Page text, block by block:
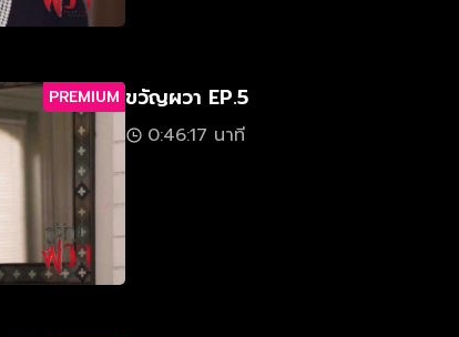
PREMIUM ขวัญผวา EP.5
0:46:17 นาที